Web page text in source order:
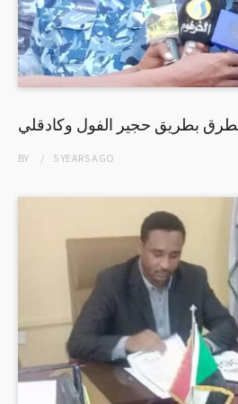
بطريق حجير الفول وكادقلي
BY 5 YEARSAGO